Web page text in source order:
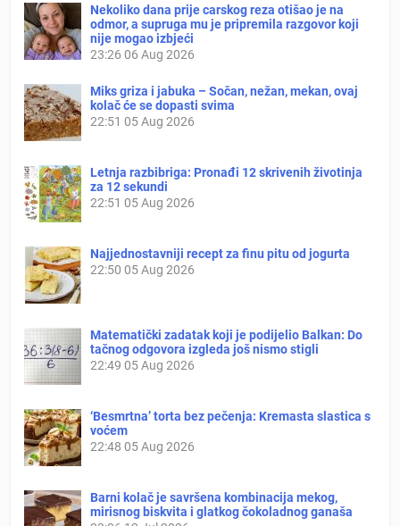
Nekoliko dana prije carskog reza otišao je na
odmor, a supruga mu je pripremila razgovor koji
nije mogao izbjeći
23:26 06 Aug 2026
Miks griza i jabuka – Sočan, nežan, mekan, ovaj
kolač će se dopasti svima
22:51 05 Aug 2026
Letnja razbibriga: Pronađi 12 skrivenih životinja
za 12 sekundi
22:51 05 Aug 2026
Najjednostavniji recept za finu pitu od jogurta
22:50 05 Aug 2026
Matematički zadatak koji je podijelio Balkan: Do
tačnog odgovora izgleda još nismo stigli
22:49 05 Aug 2026
‘Besmrtna’ torta bez pečenja: Kremasta slastica s
voćem
22:48 05 Aug 2026
Barni kolač je savršena kombinacija mekog,
mirisnog biskvita i glatkog čokoladnog ganaša